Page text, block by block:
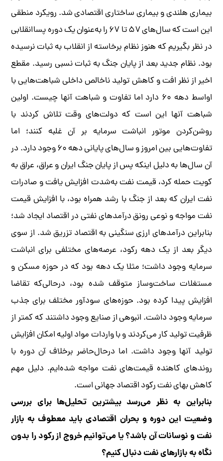
بیماری هلندی و بیماری ساختاری اقتصادی شد. رویکرد منطقی
این است که سال‌های ۵۷ تا ۶۷ را به‌عنوان یک دوره پساانقلابی
در نظر بگیریم که هنوز نظام برخاسته از انقلاب به ثبات نرسیده
بود. نظام جدید بعد از پایان جنگ به ثبات نسبی رسید. مقطع
اخیر از نظر افت و کاهش تولید ناخالص داخلی شباهت‌هایی با
اواسط دهه ۶۰ دارد اما تفاوت و شباهت آنها چیست. اولین
شباهت آنها این است که دولت‌های وقت تلاش کردند با
روشن‌کردن موتور انباشت سرمایه بر آن غلبه کنند؛ اما
تفاوت‌هایی بین امروز و سال‌های پایانی دهه ۶۰ وجود دارد. در
آن سال‌ها به دلیل اینکه پس از پایان جنگ ایران و عراق، عراق به
کویت حمله کرد، قیمت نفت به‌شدت افزایش یافت و صادرات
نفت ایران که بعد از جنگ با رشد همراه بود، با افزایش قیمت
نفت مواجه و نوعی رونق درآمدهای نفتی در اقتصاد ایجاد شد؛
بنابراین درآمدهای ارزی سنگینی به اقتصاد تزریق شد. از سوی
دیگر بعد از یک دهه رکود، عرصه‌های مختلفی برای انباشت
سرمایه وجود داشت؛ مثلا یک دهه بود که در حوزه مسکن و
مستغلات ساخت‌وساز متوقف شده بود، درحالی‌که تقاضا
افزایش پیدا کرده بود. حوزه‌های سودآور مختلف برای جذب
سرمایه وجود داشت. انبوهی از صنایع وجود داشتند که کمتر از
ظرفیت تولید کار می‌کردند و با واردات مواد اولیه امکان افزایش
تولید آنها وجود داشت. اما درحال‌حاضر برخلاف آن دوره با
روندهای کاهنده قیمت‌های نفت مواجه شده‌ایم. دلیل مهم
کاهش بهای نفت رکود اقتصاد جهانی است.
بنابراین به نظر می‌رسد بیشترین تحلیل‌ها برای بررسی
وضعیت این دوره و بحران اقتصادی باید معطوف به بازار
نفت و نوسانات آن باشد؟ یا می‌توانیم خروج از رکود را بدون
نگاه به بازارهای نفت دنبال کنیم؟